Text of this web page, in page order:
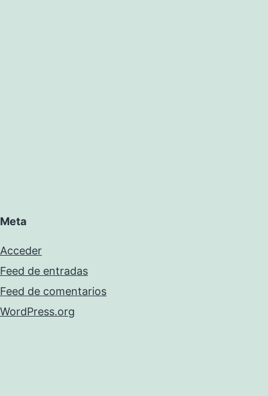
Meta
Acceder
Feed de entradas
Feed de comentarios
WordPress.org